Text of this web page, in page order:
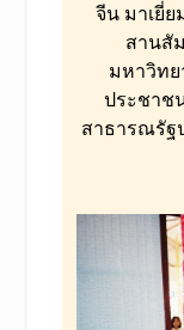
จีน มาเยี่
สานสั
มหาวิท
ประชาช
สาธารณรัฐ